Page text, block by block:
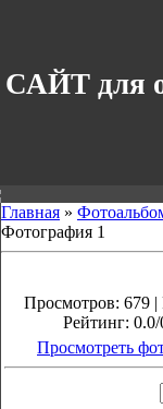
САЙТ для
Главная »
Фотография 1
Просмотров: 679
Рейтинг:
Просмотреть